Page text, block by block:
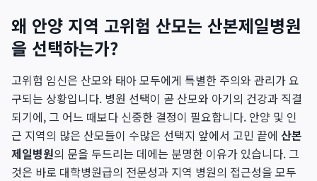
왜 안양 지역 고위험 산모는 산본제일병원
을 선택하는가?
고위험 임신은 산모와 태아 모두에게 특별한 주의와 관리가 요
구되는 상황입니다. 병원 선택이 곧 산모와 아기의 건강과 직결
되기에, 그 어느 때보다 신중한 결정이 필요합니다. 안양 및 인
근 지역의 많은 산모들이 수많은 선택지 앞에서 고민 끝에 산본
제일병원의 문을 두드리는 데에는 분명한 이유가 있습니다. 그
것은 바로 대학병원급의 전문성과 지역 병원의 접근성을 모두